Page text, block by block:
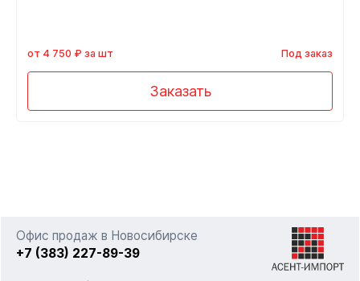
от 4 750 ₽ за шт Под заказ
Заказать
Офис продаж в Новосибирске
+7 (383) 227-89-39